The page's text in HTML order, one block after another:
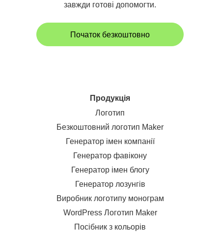
завжди готові допомогти.
Початок безкоштовно
Продукція
Логотип
Безкоштовний логотип Maker
Генератор імен компанії
Генератор фавікону
Генератор імен блогу
Генератор лозунгів
Виробник логотипу монограм
WordPress Логотип Maker
Посібник з кольорів